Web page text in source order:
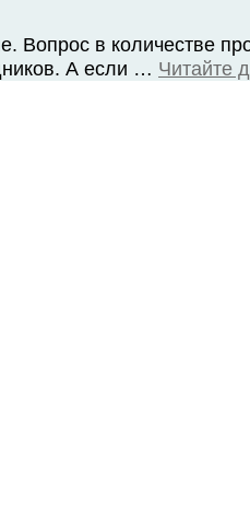
Вопрос в количестве
А если … Читайте